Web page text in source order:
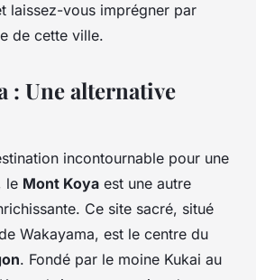
laissez-vous imprégner par
de cette ville.
: Une alternative
incontournable pour une
le Mont Koya est une autre
Ce site sacré, situé
Wakayama, est le centre du
. Fondé par le moine Kukai au